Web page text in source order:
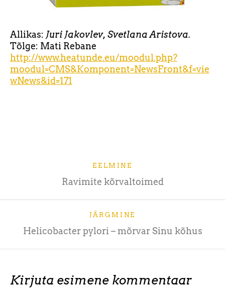
Allikas: Juri Jakovlev, Svetlana Aristova.
Tõlge: Mati Rebane
http://www.heatunde.eu/moodul.php?
moodul=CMS&Komponent=NewsFront&f=vie
wNews&id=171
EELMINE
Ravimite kõrvaltoimed
JÄRGMINE
Helicobacter pylori – mõrvar Sinu kõhus
Kirjuta esimene kommentaar